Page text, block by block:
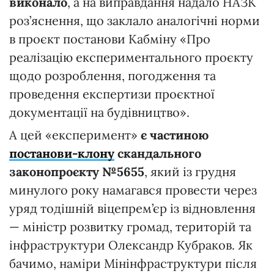
роз’яснення, що заклало аналогічні норми
в проєкт постанови Кабміну «Про
реалізацію експериментального проєкту
щодо розроблення, погодження та
проведення експертизи проєктної
документації на будівництво».
А цей «експеримент» є частиною
постанови-клону скандального
законопроєкту №5655, який із грудня
минулого року намагався провести через
уряд тодішній віцепрем’єр із відновлення
— міністр розвитку громад, територій та
інфраструктури Олександр Кубраков. Як
бачимо, наміри Мінінфраструктури після